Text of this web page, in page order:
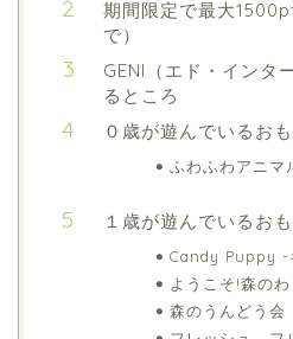
期間限定で最大
で）
GENI（エド・インタ
るところ
０歳が遊んでいるお
ふわふわアニマ
１歳が遊んでいるお
Candy Puppy -
ようこそ!森の
森のうんどう会